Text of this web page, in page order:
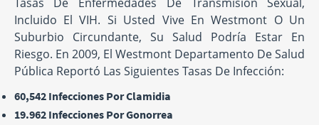
Incluido El VIH. Si Usted Vive En Westmont O Un
Suburbio Circundante, Su Salud Podría Estar En
Riesgo. En 2009, El Westmont Departamento De Salud
Pública Reportó Las Siguientes Tasas De Infección:
60,542 Infecciones Por Clamidia
19.962 Infecciones Por Gonorrea